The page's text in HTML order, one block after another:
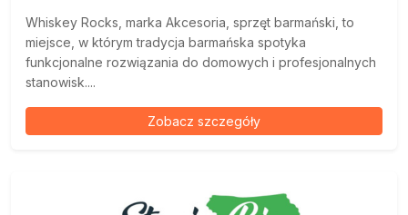
Whiskey Rocks, marka Akcesoria, sprzęt barmański, to
miejsce, w którym tradycja barmańska spotyka
funkcjonalne rozwiązania do domowych i profesjonalnych
stanowisk....
Zobacz szczegóły